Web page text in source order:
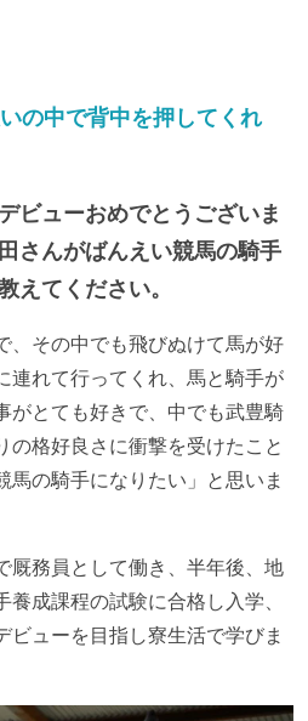
の中で背中を押してくれ
ビューおめでとうございま
さんがばんえい競馬の騎手
えてください。
、その中でも飛びぬけて馬が好
連れて行ってくれ、馬と騎手が
がとても好きで、中でも武豊騎
の格好良さに衝撃を受けたこと
馬の騎手になりたい」と思いま
厩務員として働き、半年後、地
成課程の試験に合格し入学、
ビューを目指し寮生活で学びま